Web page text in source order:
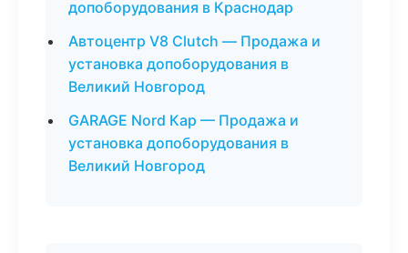
допоборудования в Краснодар
Автоцентр V8 Clutch — Продажа и
установка допоборудования в
Великий Новгород
GARAGE Nord Кар — Продажа и
установка допоборудования в
Великий Новгород